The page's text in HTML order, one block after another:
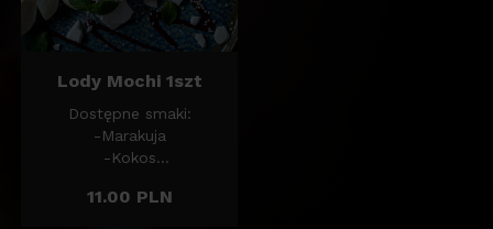
Lody Mochi 1szt
Dostępne smaki:
-Marakuja
-Kokos
-Pistacja
11.00 PLN